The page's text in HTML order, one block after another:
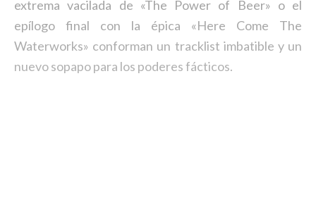
extrema vacilada de «The Power of Beer» o el
epílogo final con la épica «Here Come The
Waterworks» conforman un tracklist imbatible y un
nuevo sopapo para los poderes fácticos.